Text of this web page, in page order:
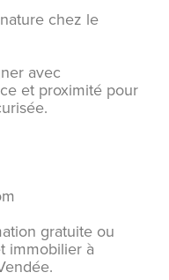
chez le
avec
et proximité pour
gratuite ou
immobilier à